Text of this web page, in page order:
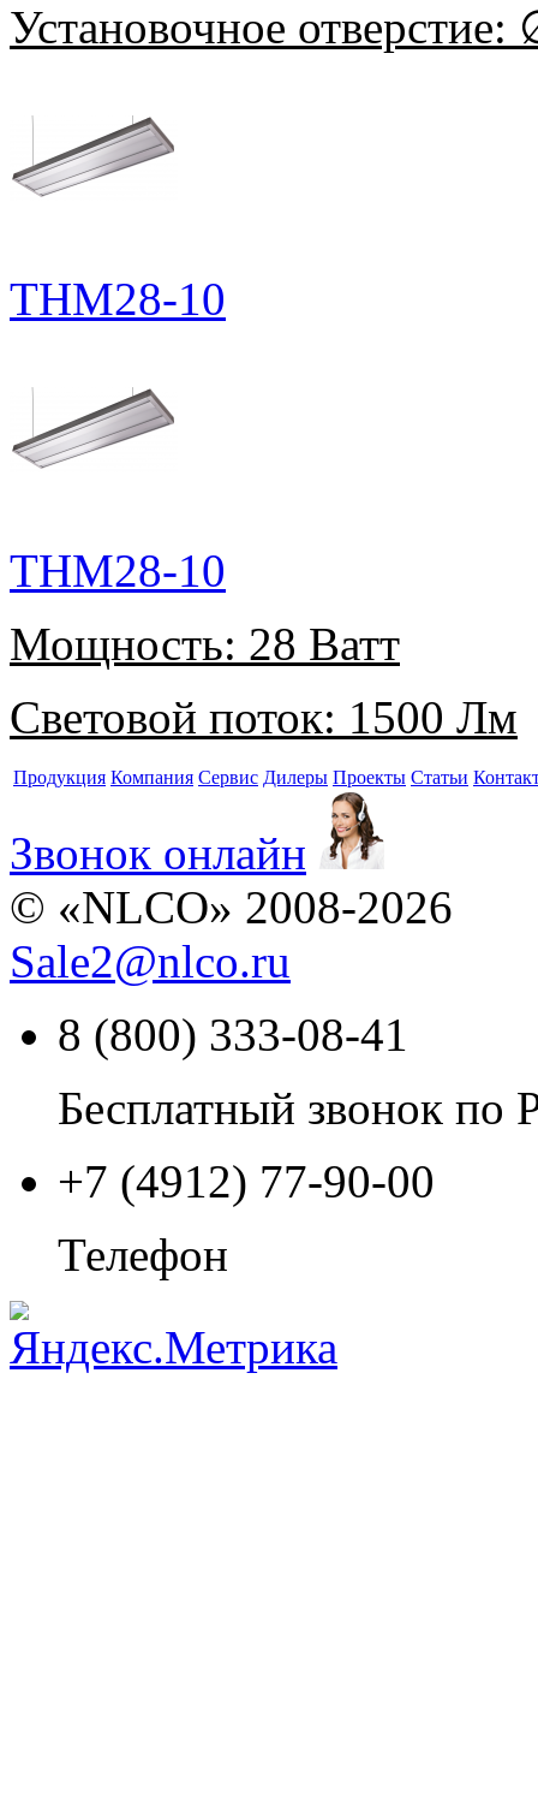
Установочное отверстие:
THM28-10
THM28-10
Мощность: 28 Ватт
Световой поток: 1500 Лм
Продукция Компания Сервис Дилеры Проекты Статьи
Звонок онлайн
© «NLCO» 2008-2026
Sale2@nlco.ru
8 (800) 333-08-41
Бесплатный звонок по
+7 (4912) 77-90-00
Телефон